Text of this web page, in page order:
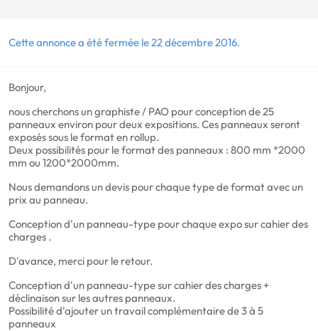
Cette annonce a été fermée le 22 décembre 2016.
Bonjour,
nous cherchons un graphiste / PAO pour conception de 25
panneaux environ pour deux expositions. Ces panneaux seront
exposés sous le format en rollup.
Deux possibilités pour le format des panneaux : 800 mm *2000
mm ou 1200*2000mm.
Nous demandons un devis pour chaque type de format avec un
prix au panneau.
Conception d'un panneau-type pour chaque expo sur cahier des
charges .
D'avance, merci pour le retour.
Conception d'un panneau-type sur cahier des charges +
déclinaison sur les autres panneaux.
Possibilité d'ajouter un travail complémentaire de 3 à 5
panneaux